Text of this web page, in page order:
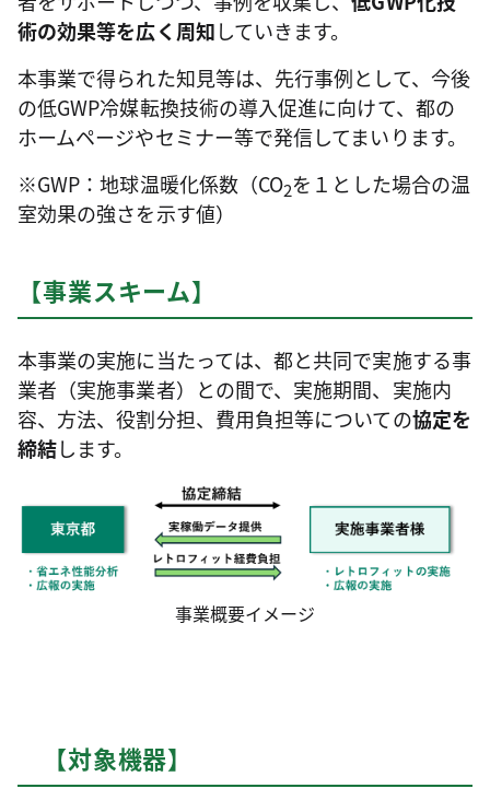
術の効果等を広く周知していきます。
本事業で得られた知見等は、先行事例として、今後
の低GWP冷媒転換技術の導入促進に向けて、都の
ホームページやセミナー等で発信してまいります。
※GWP：地球温暖化係数（CO2を１とした場合の温
室効果の強さを示す値）
【事業スキーム】
本事業の実施に当たっては、都と共同で実施する事
業者（実施事業者）との間で、実施期間、実施内
容、方法、役割分担、費用負担等についての協定を
締結します。
事業概要イメージ
【対象機器】